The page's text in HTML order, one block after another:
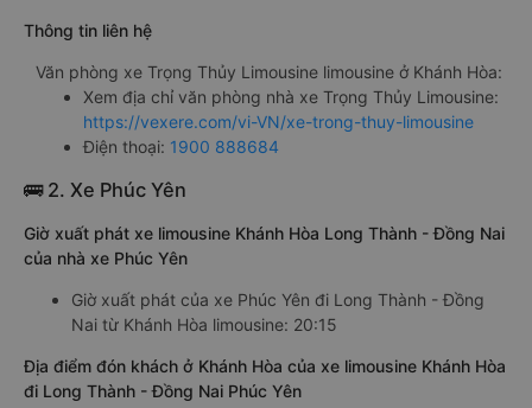
Thông tin liên hệ
Văn phòng xe Trọng Thủy Limousine limousine ở Khánh Hòa:
Xem địa chỉ văn phòng nhà xe Trọng Thủy Limousine:
https://vexere.com/vi-VN/xe-trong-thuy-limousine
Điện thoại: 1900 888684
🚌 2. Xe Phúc Yên
Giờ xuất phát xe limousine Khánh Hòa Long Thành - Đồng Nai
của nhà xe Phúc Yên
Giờ xuất phát của xe Phúc Yên đi Long Thành - Đồng
Nai từ Khánh Hòa limousine: 20:15
Địa điểm đón khách ở Khánh Hòa của xe limousine Khánh Hòa
đi Long Thành - Đồng Nai Phúc Yên